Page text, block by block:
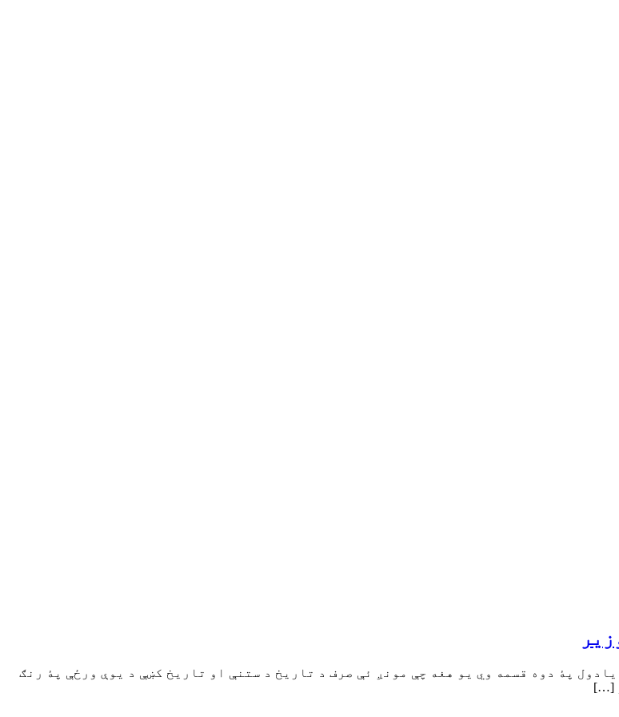
پۀ دوه قسمه وي يو هغه چې مونږ ئې صرف د تاريخ د ستنې او تاريخ کښې د يوې ورځې پۀ رنګ
[…]